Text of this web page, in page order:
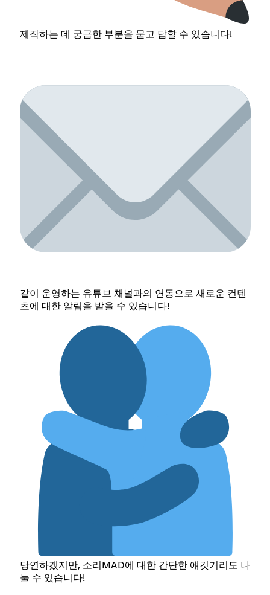
제작하는 데 궁금한 부분을 묻고 답할 수 있습니다!
같이 운영하는 유튜브 채널과의 연동으로 새로운 컨텐
츠에 대한 알림을 받을 수 있습니다!
당연하겠지만, 소리MAD에 대한 간단한 얘깃거리도 나
눌 수 있습니다!